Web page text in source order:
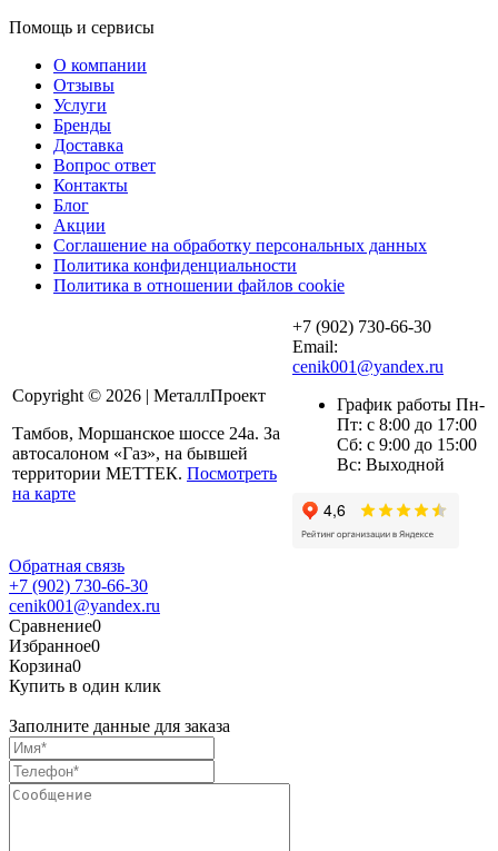
Помощь и сервисы
О компании
Отзывы
Услуги
Бренды
Доставка
Вопрос ответ
Контакты
Блог
Акции
Соглашение на обработку персональных данных
Политика конфиденциальности
Политика в отношении файлов cookie
Copyright © 2026 | МеталлПроект
Тамбов, Моршанское шоссе 24а. За
автосалоном «Газ», на бывшей
территории МЕТТЕК. Посмотреть
на карте
+7 (902) 730-66-30
Email:
cenik001@yandex.ru
График работы Пн-
Пт: с 8:00 до 17:00
Сб: с 9:00 до 15:00
Вс: Выходной
Обратная связь
+7 (902) 730-66-30
cenik001@yandex.ru
Сравнение0
Избранное0
Корзина0
Купить в один клик
Заполните данные для заказа